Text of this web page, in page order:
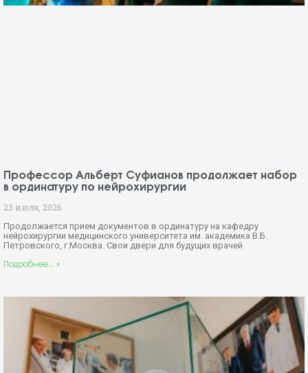
Профессор Альберт Суфианов продолжает набор
в ординатуру по нейрохирургии
23 июля, 2026
Продолжается прием документов в ординатуру на кафедру
нейрохирургии медицинского университета им. академика В.Б.
Петровского, г.Москва. Свои двери для будущих врачей
Подробнее... »